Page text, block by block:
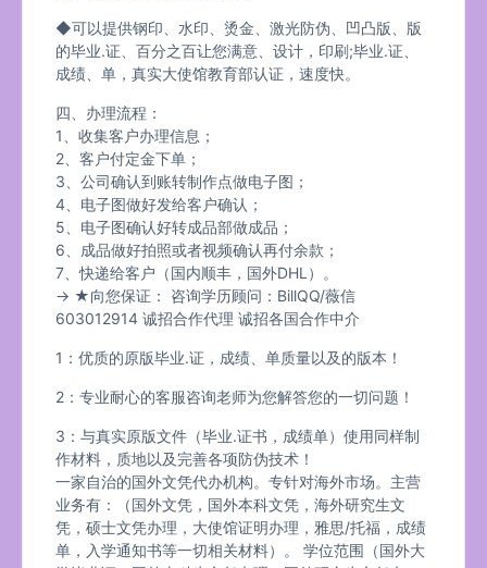
◆可以提供钢印、水印、烫金、激光防伪、凹凸版、版
的毕业.证、百分之百让您满意、设计，印刷;毕业.证、
成绩、单，真实大使馆教育部认证，速度快。
四、办理流程：
1、收集客户办理信息；
2、客户付定金下单；
3、公司确认到账转制作点做电子图；
4、电子图做好发给客户确认；
5、电子图确认好转成品部做成品；
6、成品做好拍照或者视频确认再付余款；
7、快递给客户（国内顺丰，国外DHL）。
→ ★向您保证： 咨询学历顾问：BillQQ/薇信
603012914 诚招合作代理 诚招各国合作中介
1：优质的原版毕业.证，成绩、单质量以及的版本！
2：专业耐心的客服咨询老师为您解答您的一切问题！
3：与真实原版文件（毕业.证书，成绩单）使用同样制
作材料，质地以及完善各项防伪技术！
一家自治的国外文凭代办机构。专针对海外市场。主营
业务有：（国外文凭，国外本科文凭，海外研究生文
凭，硕士文凭办理，大使馆证明办理，雅思/托福，成绩
单，入学通知书等一切相关材料）。 学位范围（国外大